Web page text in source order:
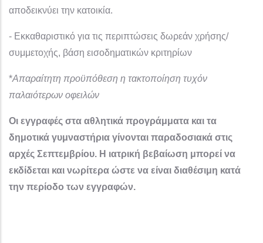
αποδεικνύει την κατοικία.
- Εκκαθαριστικό για τις περιπτώσεις δωρεάν χρήσης/
συμμετοχής, βάση εισοδηματικών κριτηρίων
*Απαραίτητη προϋπόθεση η τακτοποίηση τυχόν
παλαιότερων οφειλών
Οι εγγραφές στα αθλητικά προγράμματα και τα
δημοτικά γυμναστήρια γίνονται παραδοσιακά στις
αρχές Σεπτεμβρίου. Η ιατρική βεβαίωση μπορεί να
εκδίδεται και νωρίτερα ώστε να είναι διαθέσιμη κατά
την περίοδο των εγγραφών.